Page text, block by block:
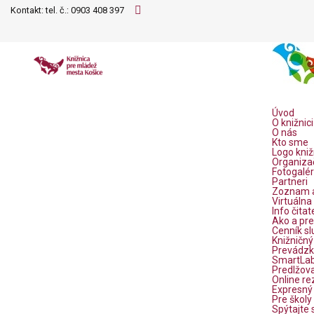
Kontakt: tel. č.: 0903 408 397
Úvod
O knižnici
O nás
Kto sme
Logo
Partneri
Zoznam
Virtuálna
Info
Ako a
Cenník
Online
Pre školy
Spýtajte